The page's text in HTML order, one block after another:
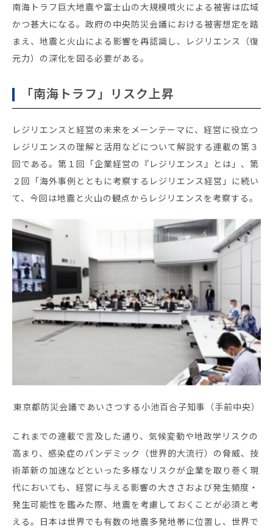
会社概要
パートナー
採用情報
南海トラフ巨大地震や富士山の大規模噴火による被害は広域
かつ甚大になる。政府の中央防災会議における被害想定を踏
まえ、地震と火山による影響を再認識し、レジリエンス（復
元力）の深化を図る必要がある。
「南海トラフ」リスク上昇
レジリエンスと経営の未来をメーンテーマに、経営に役立つ
レジリエンスの理解と活用などについて解説する連載の第３
回である。第１回「企業経営の『レジリエンス』とは」、第
２回「海外事例とともに考察するレジリエンス経営」に続い
て、今回は地震と火山の観点からレジリエンスを考察する。
東京都防災会議であいさつする小池百合子知事（手前中央）
これまでの連載で言及した通り、気候変動や地政学リスクの
高まり、感染症のパンデミック（世界的大流行）の脅威、技
術革新の加速などといった多様なリスクが企業を取り巻く現
代においても、経営に与える影響の大きさおよび発生頻度・
発生可能性を鑑みた際、地震を考慮しておくことが必須と考
える。日本は世界でも有数の地震多発地帯に位置し、世界で